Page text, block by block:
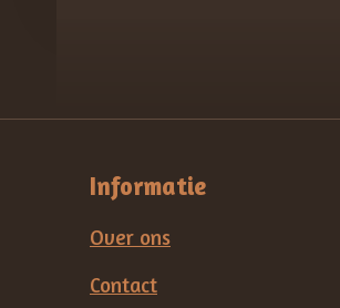
Informatie
Over ons
Contact